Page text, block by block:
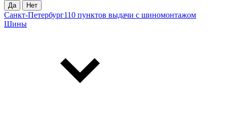
Да Нет
Санкт-Петербург110 пунктов выдачи с шиномонтажом
Шины